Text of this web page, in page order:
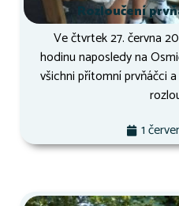
Rozloučení
Ve čtvrtek 27. června
hodinu naposledy na
všichni přítomní prvňáčci
1